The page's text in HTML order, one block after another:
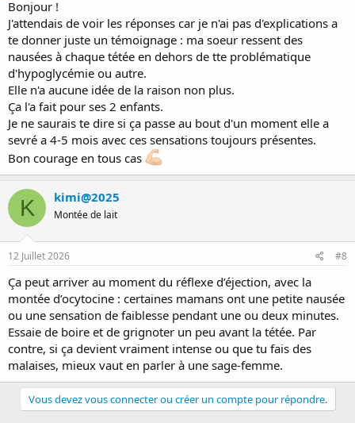
Bonjour !
J'attendais de voir les réponses car je n'ai pas d'explications a
te donner juste un témoignage : ma soeur ressent des
nausées à chaque tétée en dehors de tte problématique
d'hypoglycémie ou autre.
Elle n'a aucune idée de la raison non plus.
Ça l'a fait pour ses 2 enfants.
Je ne saurais te dire si ça passe au bout d'un moment elle a
sevré a 4-5 mois avec ces sensations toujours présentes.
Bon courage en tous cas
K kimi@2025
Montée de lait
12 Juillet 2026 #8
Ça peut arriver au moment du réflexe d’éjection, avec la
montée d’ocytocine : certaines mamans ont une petite nausée
ou une sensation de faiblesse pendant une ou deux minutes.
Essaie de boire et de grignoter un peu avant la tétée. Par
contre, si ça devient vraiment intense ou que tu fais des
malaises, mieux vaut en parler à une sage-femme.
Vous devez vous connecter ou créer un compte pour répondre.